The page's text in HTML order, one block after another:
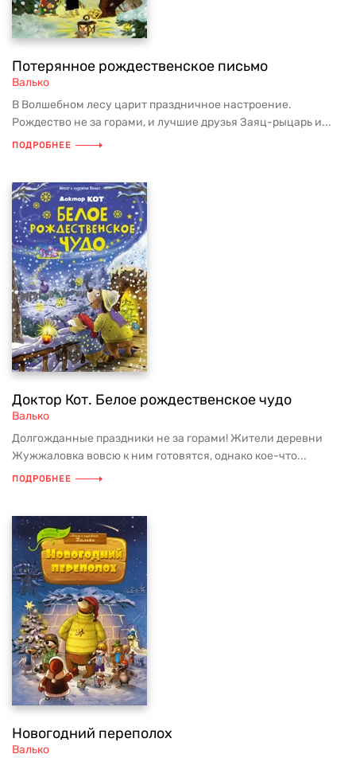
Потерянное рождественское письмо
Валько
В Волшебном лесу царит праздничное настроение.
Рождество не за горами, и лучшие друзья Заяц-рыцарь и...
ПОДРОБНЕЕ
Доктор Кот. Белое рождественское чудо
Валько
Долгожданные праздники не за горами! Жители деревни
Жужжаловка вовсю к ним готовятся, однако кое-что...
ПОДРОБНЕЕ
Новогодний переполох
Валько